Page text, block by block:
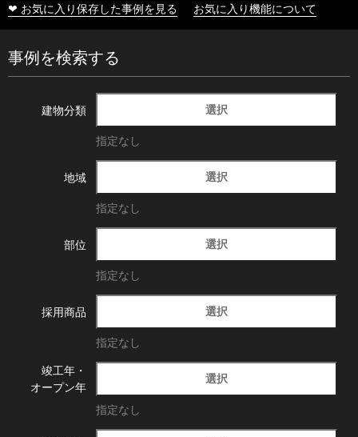
❤ お気に入り保存した事例を見る お気に入り機能について
事例を検索する
建物分類 選択
指定なし
地域 選択
指定なし
部位 選択
指定なし
採用商品 選択
指定なし
竣工年・
オープン年
選択
指定なし